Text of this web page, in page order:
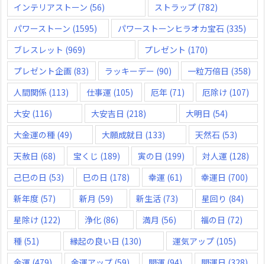
インテリアストーン (56) ストラップ(782)
パワーストーン (1595) パワーストーンヒラオカ宝石 (335)
ブレスレット (969) プレゼント (170)
プレゼント企画 (83) ラッキーデー (90) 一粒万倍日 (358)
人間関係 (113) 仕事運 (105) 厄年 (71) 厄除け (107)
大安 (116) 大安吉日 (218) 大明日 (54)
大金運の種 (49) 大願成就日 (133) 天然石 (53)
天赦日 (68) 宝くじ (189) 寅の日 (199) 対人運 (128)
己巳の日 (53) 巳の日 (178) 幸運 (61) 幸運日 (700)
新年度 (57) 新月 (59) 新生活 (73) 星回り (84)
星除け (122) 浄化 (86) 満月 (56) 福の日 (72)
種 (51) 縁起の良い日 (130) 運気アップ(105)